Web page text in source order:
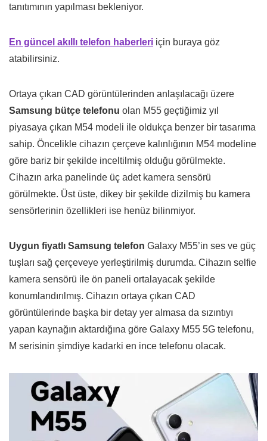
tanıtımının yapılması bekleniyor.
En güncel akıllı telefon haberleri için buraya göz
atabilirsiniz.
Ortaya çıkan CAD görüntülerinden anlaşılacağı üzere
Samsung bütçe telefonu olan M55 geçtiğimiz yıl
piyasaya çıkan M54 modeli ile oldukça benzer bir tasarıma
sahip. Öncelikle cihazın çerçeve kalınlığının M54 modeline
göre bariz bir şekilde inceltilmiş olduğu görülmekte.
Cihazın arka panelinde üç adet kamera sensörü
görülmekte. Üst üste, dikey bir şekilde dizilmiş bu kamera
sensörlerinin özellikleri ise henüz bilinmiyor.
Uygun fiyatlı Samsung telefon Galaxy M55’in ses ve güç
tuşları sağ çerçeveye yerleştirilmiş durumda. Cihazın selfie
kamera sensörü ile ön paneli ortalayacak şekilde
konumlandırılmış. Cihazın ortaya çıkan CAD
görüntülerinde başka bir detay yer almasa da sızıntıyı
yapan kaynağın aktardığına göre Galaxy M55 5G telefonu,
M serisinin şimdiye kadarki en ince telefonu olacak.